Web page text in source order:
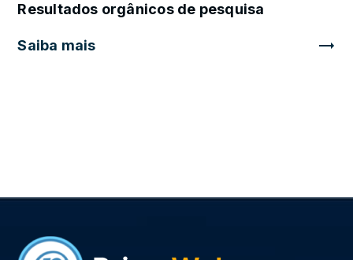
Resultados orgânicos de pesquisa
Saiba mais